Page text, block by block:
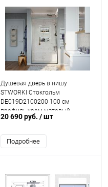
Душевая дверь в нишу
STWORKI Стокгольм
DE019D2100200 100 см
профиль хром матовый
20 690 руб. / шт
Подробнее